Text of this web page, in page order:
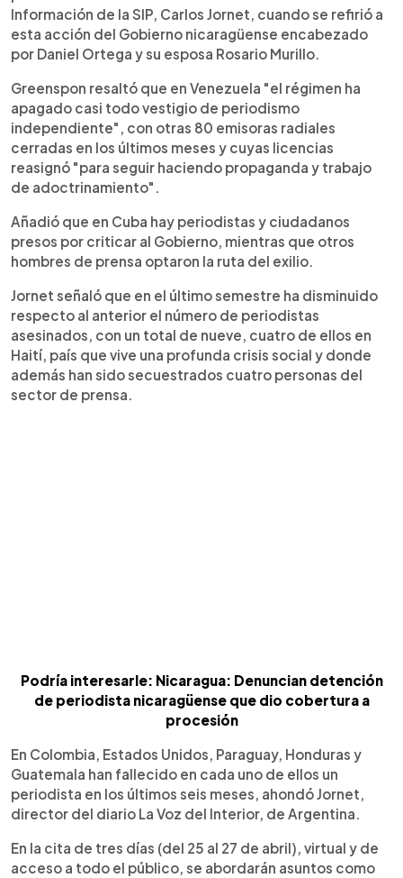
Información de la SIP, Carlos Jornet, cuando se refirió a
esta acción del Gobierno nicaragüense encabezado
por Daniel Ortega y su esposa Rosario Murillo.
Greenspon resaltó que en Venezuela "el régimen ha
apagado casi todo vestigio de periodismo
independiente", con otras 80 emisoras radiales
cerradas en los últimos meses y cuyas licencias
reasignó "para seguir haciendo propaganda y trabajo
de adoctrinamiento".
Añadió que en Cuba hay periodistas y ciudadanos
presos por criticar al Gobierno, mientras que otros
hombres de prensa optaron la ruta del exilio.
Jornet señaló que en el último semestre ha disminuido
respecto al anterior el número de periodistas
asesinados, con un total de nueve, cuatro de ellos en
Haití, país que vive una profunda crisis social y donde
además han sido secuestrados cuatro personas del
sector de prensa.
Podría interesarle: Nicaragua: Denuncian detención
de periodista nicaragüense que dio cobertura a
procesión
En Colombia, Estados Unidos, Paraguay, Honduras y
Guatemala han fallecido en cada uno de ellos un
periodista en los últimos seis meses, ahondó Jornet,
director del diario La Voz del Interior, de Argentina.
En la cita de tres días (del 25 al 27 de abril), virtual y de
acceso a todo el público, se abordarán asuntos como